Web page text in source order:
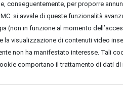
conseguentemente, per proporre
si avvale di queste funzionalità
(non in funzione al momento
la visualizzazione di contenuti video
non ha manifestato interesse. Tali
comportano il trattamento di dati di